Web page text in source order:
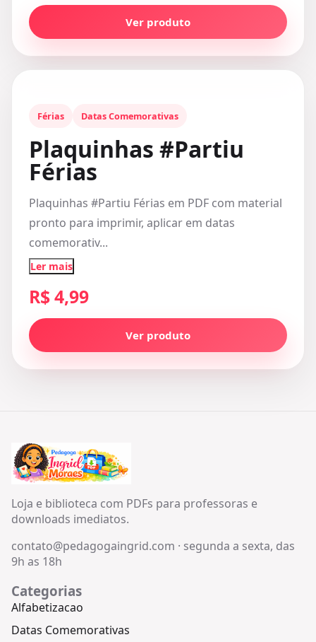
Ver produto
Férias Datas Comemorativas
Plaquinhas #Partiu
Férias
Plaquinhas #Partiu Férias em PDF com material
pronto para imprimir, aplicar em datas
comemorativ...
Ler mais
R$ 4,99
Ver produto
Loja e biblioteca com PDFs para professoras e
downloads imediatos.
contato@pedagogaingrid.com · segunda a sexta, das
9h as 18h
Categorias
Alfabetizacao
Datas Comemorativas